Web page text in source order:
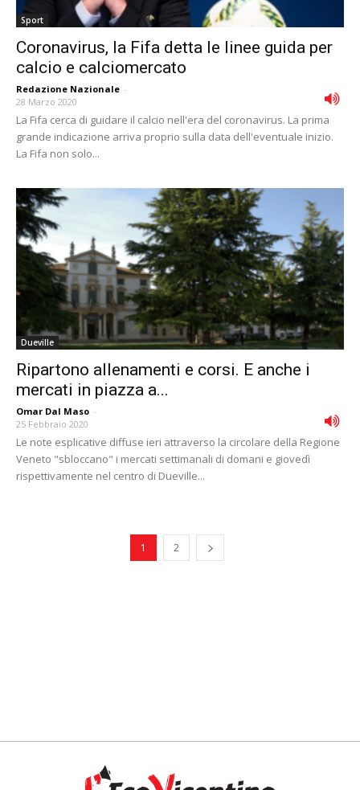
Sport
Coronavirus, la Fifa detta le linee guida per
calcio e calciomercato
Redazione Nazionale -
28 Marzo 2020
La Fifa cerca di guidare il calcio nell'era del coronavirus. La prima
grande indicazione arriva proprio sulla data dell'eventuale inizio.
La Fifa non solo...
Dueville
Ripartono allenamenti e corsi. E anche i
mercati in piazza a...
Omar Dal Maso -
25 Febbraio 2020
Le note esplicative diffuse ieri attraverso la circolare della Regione
Veneto "sbloccano" i mercati settimanali di domani e giovedì
rispettivamente nel centro di Dueville...
1 2